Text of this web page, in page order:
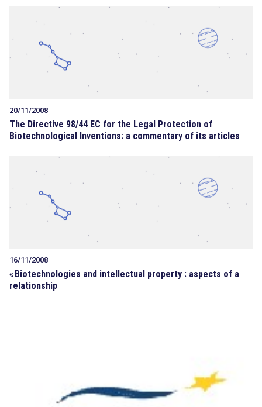
20/11/2008
The Directive 98/44 EC for the Legal Protection of
Biotechnological Inventions: a commentary of its articles
16/11/2008
«Biotechnologies and intellectual property : aspects of a
relationship